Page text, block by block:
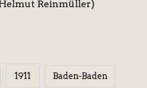
Reinmüller)
1911 Baden-Baden